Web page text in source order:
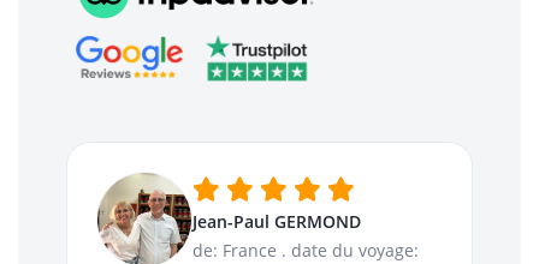
Jean-Paul GERMOND
de: France . date du voyage: